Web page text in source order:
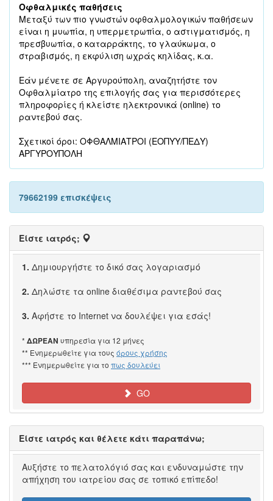
Οφθαλμικές παθήσεις
Μεταξύ των πιο γνωστών οφθαλμολογικών παθήσεων
είναι η μυωπία, η υπερμετρωπία, ο αστιγματισμός, η
πρεσβυωπία, ο καταρράκτης, το γλαύκωμα, ο
στραβισμός, η εκφύλιση ωχράς κηλίδας, κ.α.
Εάν μένετε σε Αργυρούπολη, αναζητήστε τον
Οφθαλμίατρο της επιλογής σας για περισσότερες
πληροφορίες ή κλείστε ηλεκτρονικά (online) το
ραντεβού σας.
Σχετικοί όροι: ΟΦΘΑΛΜΙΑΤΡΟΙ (ΕΟΠΥΥ/ΠΕΔΥ)
ΑΡΓΥΡΟΥΠΟΛΗ
79662199 επισκέψεις
Είστε ιατρός;
1. Δημιουργήστε το δικό σας λογαριασμό
2. Δηλώστε τα online διαθέσιμα ραντεβού σας
3. Αφήστε το Internet να δουλέψει για εσάς!
* ΔΩΡΕΑΝ υπηρεσία για 12 μήνες
** Ενημερωθείτε για τους όρους χρήσης
*** Ενημερωθείτε για το πως δουλεύει
GO
Είστε ιατρός και θέλετε κάτι παραπάνω;
Αυξήστε το πελατολόγιό σας και ενδυναμώστε την
απήχηση του ιατρείου σας σε τοπικό επίπεδο!